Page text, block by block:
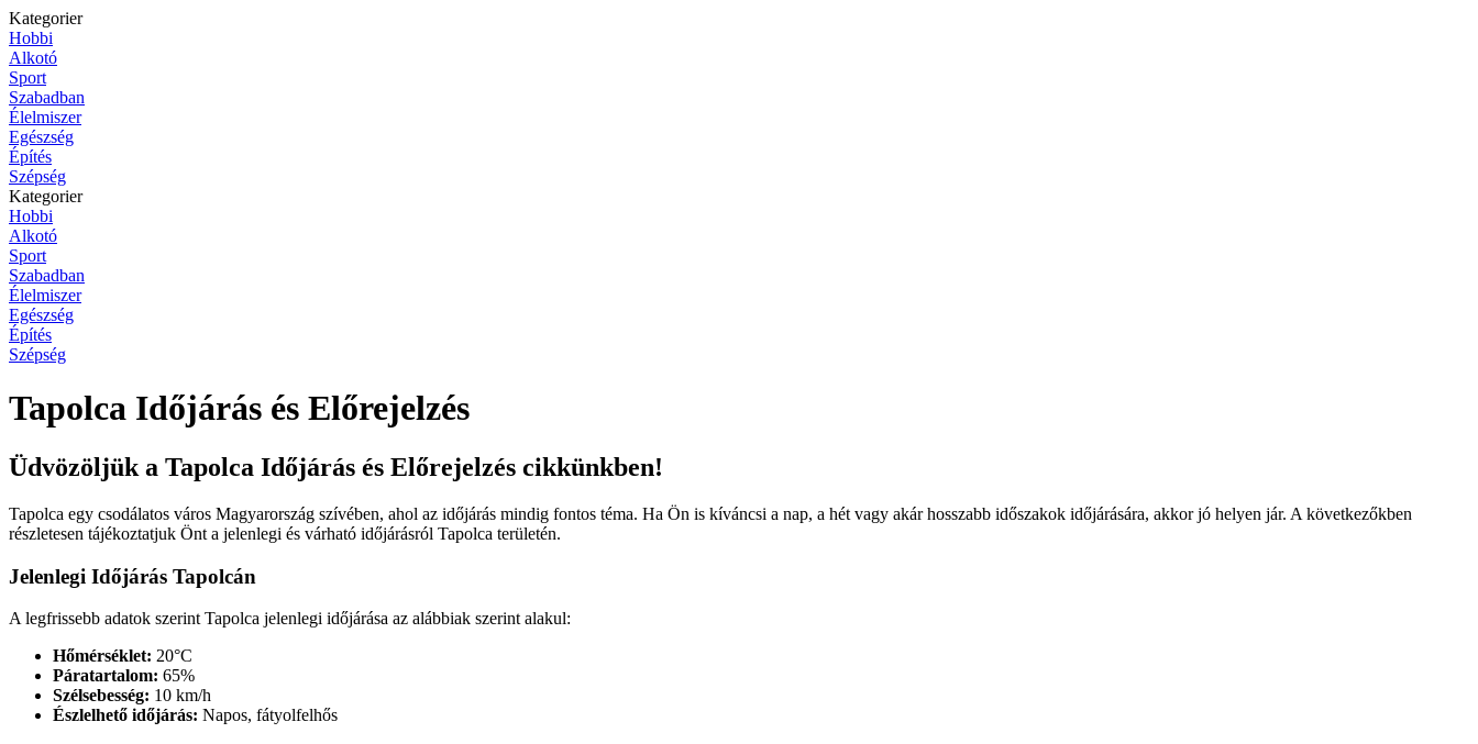
Kategorier
Hobbi
Alkotó
Sport
Szabadban
Élelmiszer
Egészség
Építés
Szépség
Kategorier
Hobbi
Alkotó
Sport
Szabadban
Élelmiszer
Egészség
Építés
Szépség
Tapolca Időjárás és Előrejelzés
Üdvözöljük a Tapolca Időjárás és Előrejelzés cikkünkben!
Tapolca egy csodálatos város Magyarország szívében, ahol az időjárás mindig fontos téma. Ha Ön is kíváncsi a nap, a hét vagy akár hosszabb időszakok időjárására, akkor jó helyen jár. A következőkben
részletesen tájékoztatjuk Önt a jelenlegi és várható időjárásról Tapolca területén.
Jelenlegi Időjárás Tapolcán
A legfrissebb adatok szerint Tapolca jelenlegi időjárása az alábbiak szerint alakul:
Hőmérséklet: 20°C
Páratartalom: 65%
Szélsebesség: 10 km/h
Észlelhető időjárás: Napos, fátyolfelhős